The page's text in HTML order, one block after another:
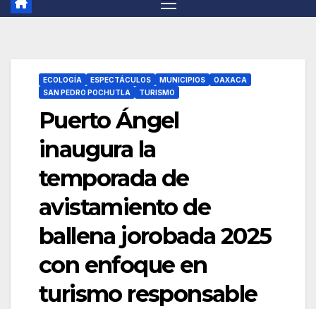
ECOLOGÍA ESPECTÁCULOS MUNICIPIOS
OAXACA
SAN PEDRO POCHUTLA
TURISMO
Puerto Ángel
inaugura la
temporada de
avistamiento de
ballena jorobada 2025
con enfoque en
turismo responsable